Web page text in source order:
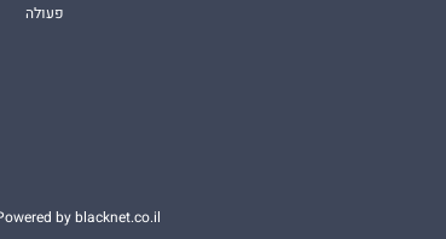
פעולה
by blacknet.co.il